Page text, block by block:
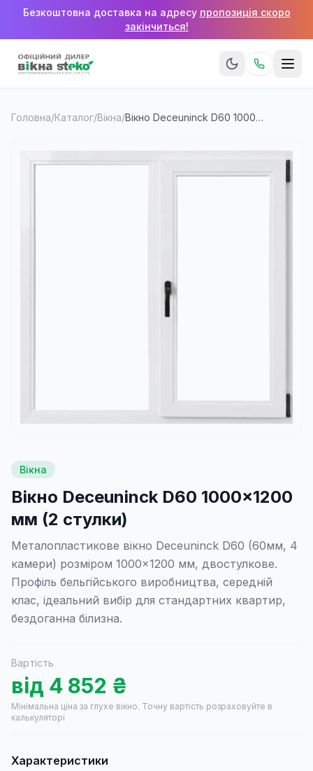
Безкоштовна доставка на адресу пропозиція скоро
закінчиться!
Головна/Каталог/Вікна/ Вікно Deceuninck D60 1000×1200 мм (2 стулки)
Вікна
Вікно Deceuninck D60 1000×1200
мм (2 стулки)
Металопластикове вікно Deceuninck D60 (60мм, 4
камери) розміром 1000×1200 мм, двостулкове.
Профіль бельгійського виробництва, середній
клас, ідеальний вибір для стандартних квартир,
бездоганна білизна.
Вартість
від 4 852 ₴
Мінімальна ціна за глухе вікно. Точну вартість розраховуйте в
калькуляторі
Характеристики